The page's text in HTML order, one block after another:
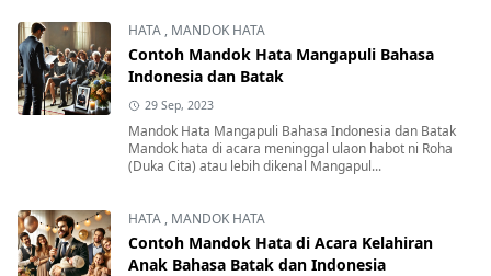
HATA , MANDOK HATA
Contoh Mandok Hata Mangapuli Bahasa
Indonesia dan Batak
29 Sep, 2023
Mandok Hata Mangapuli Bahasa Indonesia dan Batak
Mandok hata di acara meninggal ulaon habot ni Roha
(Duka Cita) atau lebih dikenal Mangapul...
HATA , MANDOK HATA
Contoh Mandok Hata di Acara Kelahiran
Anak Bahasa Batak dan Indonesia